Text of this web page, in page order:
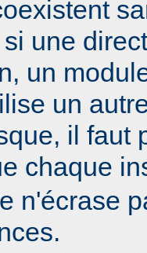
une
un
un
il faut
chaque
n'écrase